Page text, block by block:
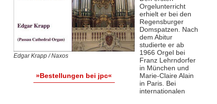
Edgar Krapp / Naxos
»Bestellungen bei jpc«
Orgelunterricht
erhielt er bei den
Regensburger
Domspatzen. Nach
dem Abitur
studierte er ab
1966 Orgel bei
Franz Lehrndorfer
in München und
Marie-Claire Alain
in Paris. Bei
internationalen